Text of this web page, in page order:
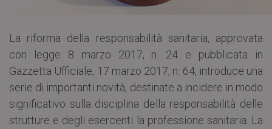
La riforma della responsabilità sanitaria, approvata
con legge 8 marzo 2017, n. 24 e pubblicata in
Gazzetta Ufficiale, 17 marzo 2017, n. 64, introduce una
serie di importanti novità, destinate a incidere in modo
significativo sulla disciplina della responsabilità delle
strutture e degli esercenti la professione sanitaria. La